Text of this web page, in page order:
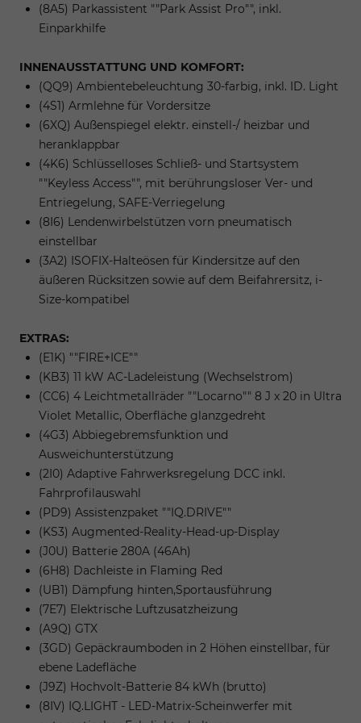
(8A5) Parkassistent ""Park Assist Pro"", inkl.
Einparkhilfe
INNENAUSSTATTUNG UND KOMFORT:
(QQ9) Ambientebeleuchtung 30-farbig, inkl. ID. Light
(4S1) Armlehne für Vordersitze
(6XQ) Außenspiegel elektr. einstell-/ heizbar und
heranklappbar
(4K6) Schlüsselloses Schließ- und Startsystem
""Keyless Access"", mit berührungsloser Ver- und
Entriegelung, SAFE-Verriegelung
(8I6) Lendenwirbelstützen vorn pneumatisch
einstellbar
(3A2) ISOFIX-Halteösen für Kindersitze auf den
äußeren Rücksitzen sowie auf dem Beifahrersitz, i-
Size-kompatibel
EXTRAS:
(E1K) ""FIRE+ICE""
(KB3) 11 kW AC-Ladeleistung (Wechselstrom)
(CC6) 4 Leichtmetallräder ""Locarno"" 8 J x 20 in Ultra
Violet Metallic, Oberfläche glanzgedreht
(4G3) Abbiegebremsfunktion und
Ausweichunterstützung
(2I0) Adaptive Fahrwerksregelung DCC inkl.
Fahrprofilauswahl
(PD9) Assistenzpaket ""IQ.DRIVE""
(KS3) Augmented-Reality-Head-up-Display
(J0U) Batterie 280A (46Ah)
(6H8) Dachleiste in Flaming Red
(UB1) Dämpfung hinten,Sportausführung
(7E7) Elektrische Luftzusatzheizung
(A9Q) GTX
(3GD) Gepäckraumboden in 2 Höhen einstellbar, für
ebene Ladefläche
(J9Z) Hochvolt-Batterie 84 kWh (brutto)
(8IV) IQ.LIGHT - LED-Matrix-Scheinwerfer mit